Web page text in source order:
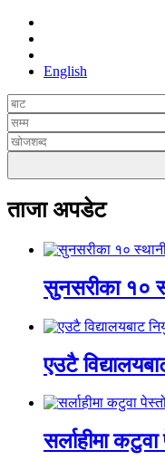
English
ताजा अपडेट
सुनसरीका १०
एउटै
सर्लाहीमा